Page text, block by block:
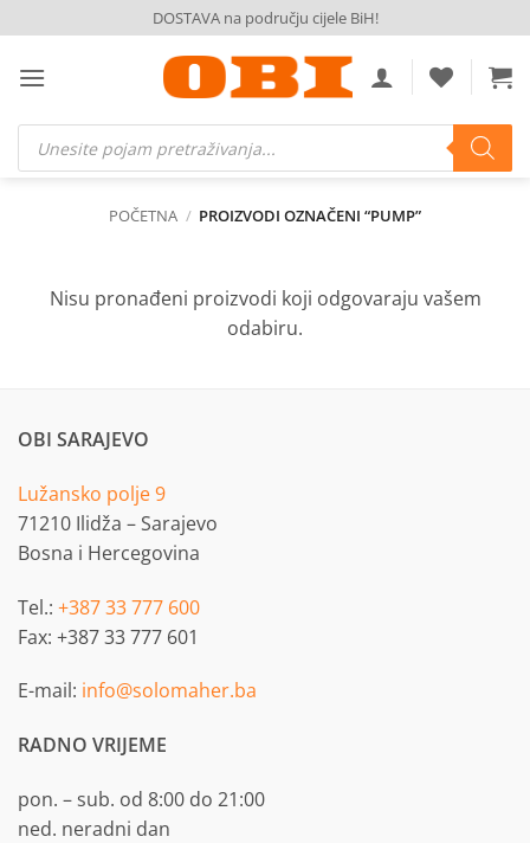
to
content
DOSTAVA na području cijele BiH!
Products
search
POČETNA / PROIZVODI OZNAČENI “PUMP”
Nisu pronađeni proizvodi koji odgovaraju vašem
odabiru.
OBI SARAJEVO
Lužansko polje 9
71210 Ilidža – Sarajevo
Bosna i Hercegovina
Tel.: +387 33 777 600
Fax: +387 33 777 601
E-mail: info@solomaher.ba
RADNO VRIJEME
pon. – sub. od 8:00 do 21:00
ned. neradni dan